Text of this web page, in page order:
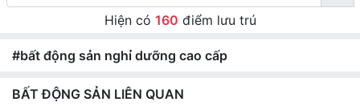
Hiện có 160 điểm lưu trú
#bất động sản nghỉ dưỡng cao cấp
BẤT ĐỘNG SẢN LIÊN QUAN